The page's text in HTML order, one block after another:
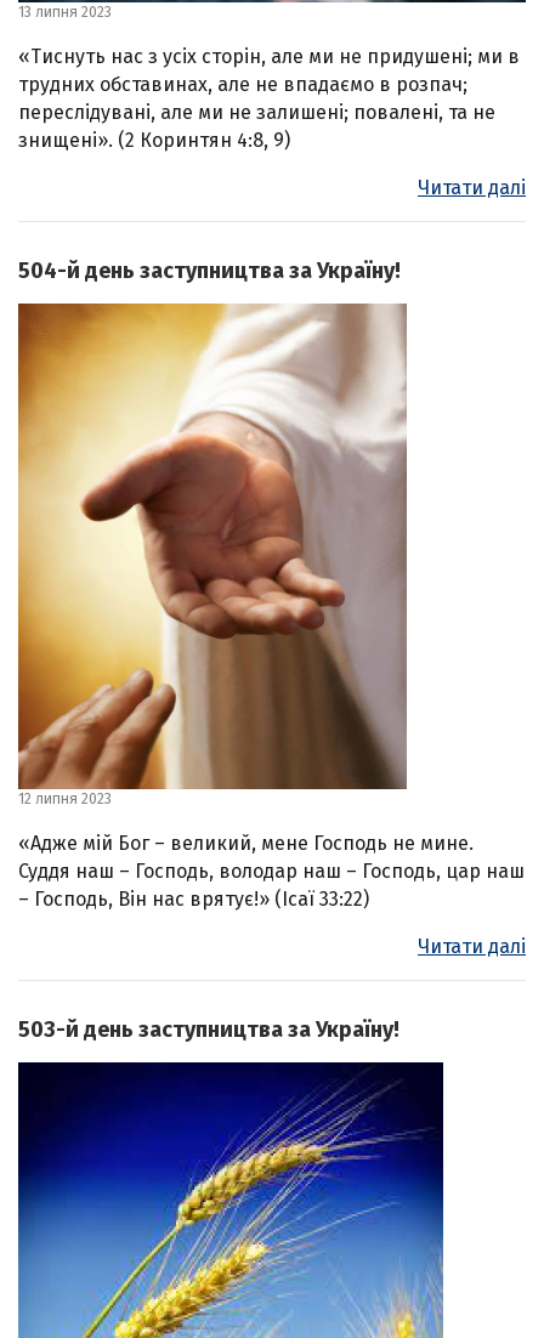
13 липня 2023
«Тиснуть нас з усіх сторін, але ми не придушені; ми в
трудних обставинах, але не впадаємо в розпач;
переслідувані, але ми не залишені; повалені, та не
знищені». (2 Коринтян 4:8, 9)
Читати далі
504-й день заступництва за Україну!
12 липня 2023
«Адже мій Бог – великий, мене Господь не мине.
Суддя наш – Господь, володар наш – Господь, цар наш
– Господь, Він нас врятує!» (Ісаї 33:22)
Читати далі
503-й день заступництва за Україну!